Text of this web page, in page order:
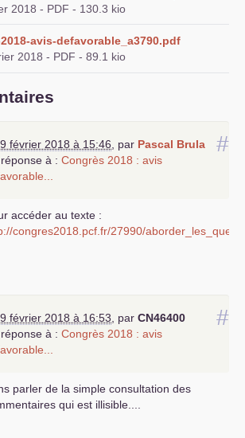
2018 - PDF - 130.3 kio
avis-defavorable_a3790.pdf
2018 - PDF - 89.1 kio
#
février 2018 à 15:46 par Pascal Brula
à : Congrès 2018 : avis
accéder au texte :
congres2018.pcf.fr/27990/
#
février 2018 à 16:53 par CN46400
à : Congrès 2018 : avis
parler de la simple consultation des
qui est illisible....